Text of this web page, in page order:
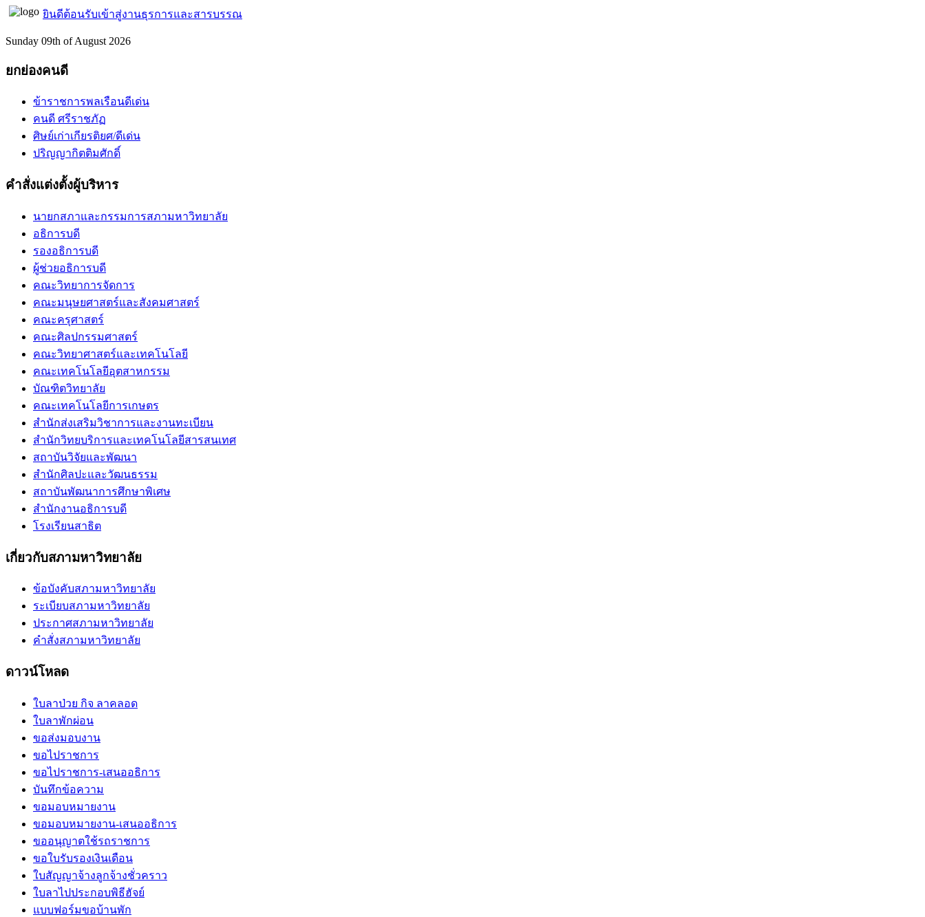
ยินดีต้อนรับเข้าสู่งานธุรการและสารบรรณ
Sunday 09th of August 2026
ยกย่องคนดี
ข้าราชการพลเรือนดีเด่น
คนดี ศรีราชภัฏ
ศิษย์เก่าเกียรติยศ/ดีเด่น
ปริญญากิตติมศักดิ์
คำสั่งแต่งตั้งผู้บริหาร
นายกสภาและกรรมการสภามหาวิทยาลัย
อธิการบดี
รองอธิการบดี
ผู้ช่วยอธิการบดี
คณะวิทยาการจัดการ
คณะมนุษยศาสตร์และสังคมศาสตร์
คณะครุศาสตร์
คณะศิลปกรรมศาสตร์
คณะวิทยาศาสตร์และเทคโนโลยี
คณะเทคโนโลยีอุตสาหกรรม
บัณฑิตวิทยาลัย
คณะเทคโนโลยีการเกษตร
สำนักส่งเสริมวิชาการและงานทะเบียน
สำนักวิทยบริการและเทคโนโลยีสารสนเทศ
สถาบันวิจัยและพัฒนา
สำนักศิลปะและวัฒนธรรม
สถาบันพัฒนาการศึกษาพิเศษ
สำนักงานอธิการบดี
โรงเรียนสาธิต
เกี่ยวกับสภามหาวิทยาลัย
ข้อบังคับสภามหาวิทยาลัย
ระเบียบสภามหาวิทยาลัย
ประกาศสภามหาวิทยาลัย
คำสั่งสภามหาวิทยาลัย
ดาวน์โหลด
ใบลาป่วย กิจ ลาคลอด
ใบลาพักผ่อน
ขอส่งมอบงาน
ขอไปราชการ
ขอไปราชการ-เสนออธิการ
บันทึกข้อความ
ขอมอบหมายงาน
ขอมอบหมายงาน-เสนออธิการ
ขออนุญาตใช้รถราชการ
ขอใบรับรองเงินเดือน
ใบสัญญาจ้างลูกจ้างชั่วคราว
ใบลาไปประกอบพิธีฮัจย์
แบบฟอร์มขอบ้านพัก